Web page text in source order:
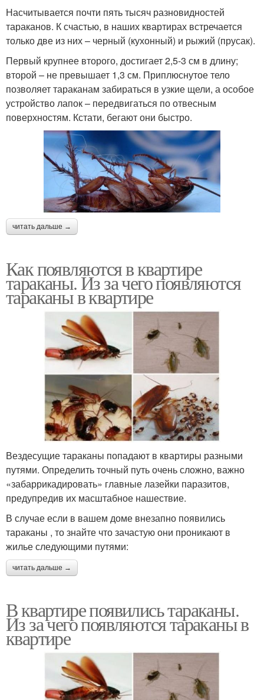
Насчитывается почти пять тысяч разновидностей
тараканов. К счастью, в наших квартирах встречается
только две из них – черный (кухонный) и рыжий (прусак).
Первый крупнее второго, достигает 2,5-3 см в длину;
второй – не превышает 1,3 см. Приплюснутое тело
позволяет тараканам забираться в узкие щели, а особое
устройство лапок – передвигаться по отвесным
поверхностям. Кстати, бегают они быстро.
читать дальше →
Как появляются в квартире
тараканы. Из за чего появляются
тараканы в квартире
Вездесущие тараканы попадают в квартиры разными
путями. Определить точный путь очень сложно, важно
«забаррикадировать» главные лазейки паразитов,
предупредив их масштабное нашествие.
В случае если в вашем доме внезапно появились
тараканы , то знайте что зачастую они проникают в
жилье следующими путями:
читать дальше →
В квартире появились тараканы.
Из за чего появляются тараканы в
квартире